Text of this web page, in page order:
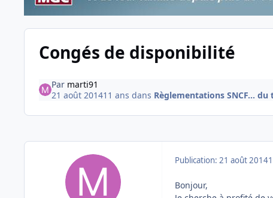
Congés de disponibilité
Par marti91
21 août 201411 ans dans Règlementations SNCF...
Publication: 21 août 2014
Bonjour,